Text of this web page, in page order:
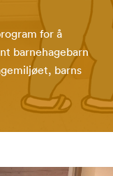
for å
barnehagebarn
barns